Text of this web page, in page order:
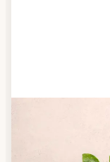
Anbieter